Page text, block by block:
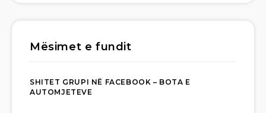
Mësimet e fundit
SHITET GRUPI NË FACEBOOK – BOTA E
AUTOMJETEVE